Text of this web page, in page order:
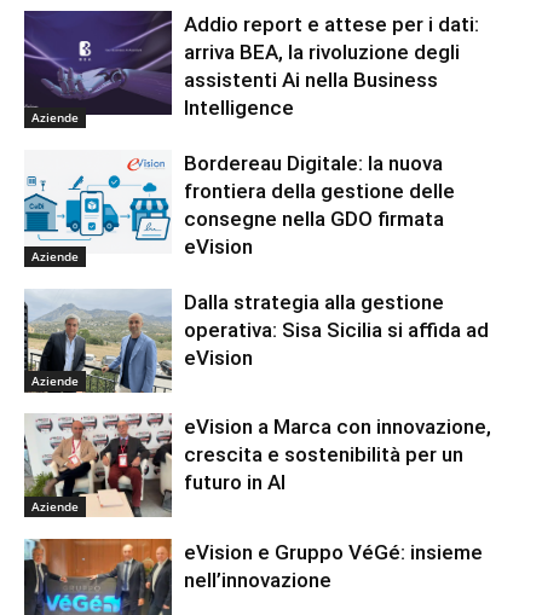
Aziende
Addio report e attese per i dati:
arriva BEA, la rivoluzione degli
assistenti Ai nella Business
Intelligence
Aziende
Bordereau Digitale: la nuova
frontiera della gestione delle
consegne nella GDO firmata
eVision
Aziende
Dalla strategia alla gestione
operativa: Sisa Sicilia si affida ad
eVision
Aziende
eVision a Marca con innovazione,
crescita e sostenibilità per un
futuro in AI
eVision e Gruppo VéGé: insieme
nell’innovazione